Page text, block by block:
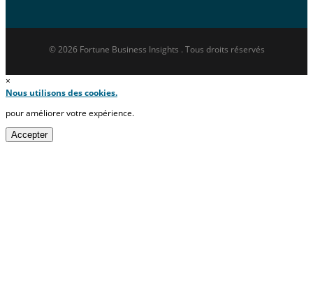
© 2026 Fortune Business Insights . Tous droits réservés
×
Nous utilisons des cookies.
pour améliorer votre expérience.
Accepter